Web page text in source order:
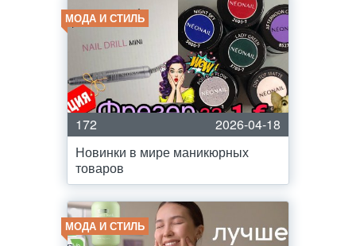
МОДА И СТИЛЬ
172
2026-04-18
Новинки в мире маникюрных
товаров
МОДА И СТИЛЬ